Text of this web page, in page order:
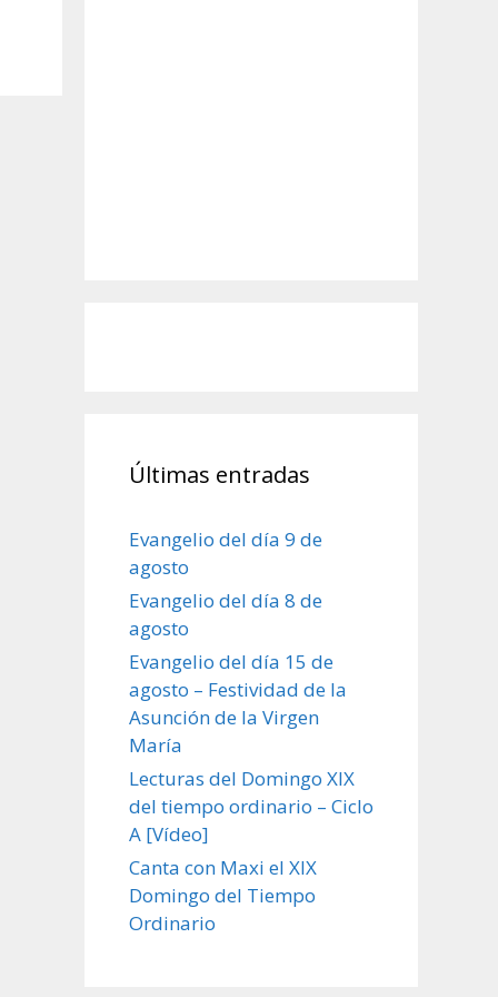
Últimas entradas
Evangelio del día 9 de
agosto
Evangelio del día 8 de
agosto
Evangelio del día 15 de
agosto – Festividad de la
Asunción de la Virgen
María
Lecturas del Domingo XIX
del tiempo ordinario – Ciclo
A [Vídeo]
Canta con Maxi el XIX
Domingo del Tiempo
Ordinario